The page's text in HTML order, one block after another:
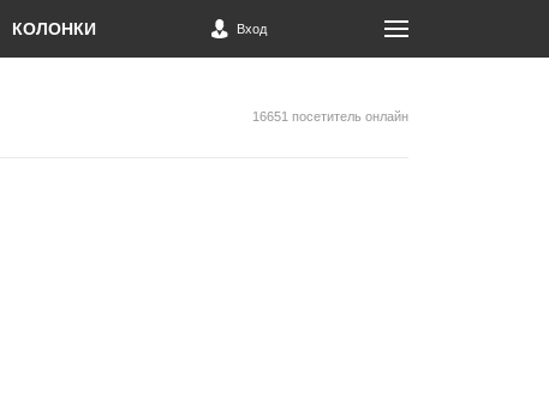
КОЛОНКИ Вход
16651 посетитель онлайн